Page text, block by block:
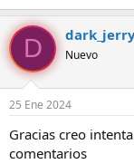
D Nuevo
25 Ene 2024
Gracias creo
comentarios